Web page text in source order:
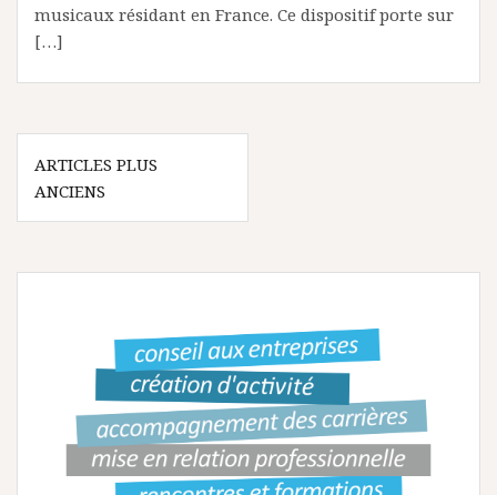
musicaux résidant en France. Ce dispositif porte sur
[…]
N
a
i
ARTICLES PLUS
ANCIENS